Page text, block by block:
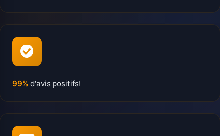
99% d'avis positifs!